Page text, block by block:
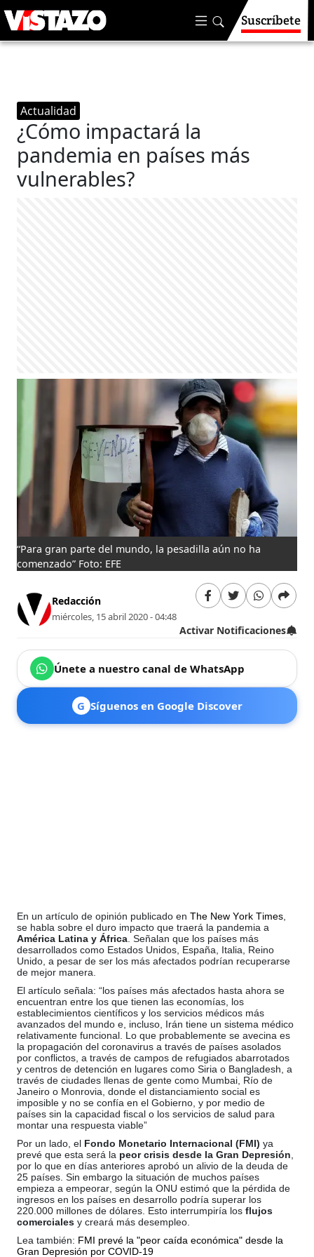
Suscríbete
Actualidad
¿Cómo impactará la
pandemia en países más
vulnerables?
“Para gran parte del mundo, la pesadilla aún no ha
comenzado” Foto: EFE
Redacción
miércoles, 15 abril 2020 - 04:48
Activar Notificaciones
Únete a nuestro canal de WhatsApp
G Síguenos en Google Discover
En un artículo de opinión publicado enThe New York Times
se habla sobre el duro impacto que traerá la pandemia a
América Latina y África . Señalan que los países más
desarrollados como Estados Unidos, España, Italia, Reino
Unido, a pesar de ser los más afectados podrían recuperarse
de mejor manera.
El artículo señala: “los países más afectados hasta ahora se
encuentran entre los que tienen las economías, los
establecimientos científicos y los servicios médicos más
avanzados del mundo e, incluso, Irán tiene un sistema médico
relativamente funcional. Lo que probablemente se avecina es
la propagación del coronavirus a través de países asolados
por conflictos, a través de campos de refugiados abarrotados
y centros de detención en lugares como Siria o Bangladesh, a
través de ciudades llenas de gente como Mumbai, Río de
Janeiro o Monrovia, donde el distanciamiento social es
imposible y no se confía en el Gobierno, y por medio de
países sin la capacidad fiscal o los servicios de salud para
montar una respuesta viable”
Por un lado, el Fondo Monetario Internacional (FMI) ya
prevé que esta será la peor crisis desde la Gran Depresión
por lo que en días anteriores aprobó un alivio de la deuda de
25 países. Sin embargo la situación de muchos países
empieza a empeorar, según la ONU estimó que la pérdida de
ingresos en los países en desarrollo podría superar los
220.000 millones de dólares. Esto interrumpiría losflujos
comercialesy creará más desempleo.
Lea también: FMI prevé la "peor caída económica" desde la
Gran Depresión por COVID-19